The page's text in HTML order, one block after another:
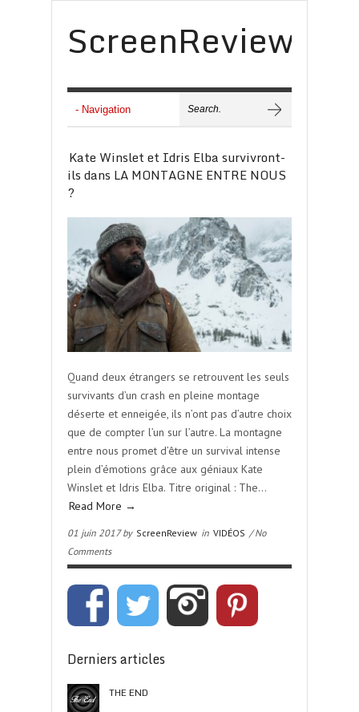
ScreenReview
Kate Winslet et Idris Elba survivront-
ils dans LA MONTAGNE ENTRE NOUS
?
Quand deux étrangers se retrouvent les seuls
survivants d’un crash en pleine montage
déserte et enneigée, ils n’ont pas d’autre choix
que de compter l’un sur l’autre. La montagne
entre nous promet d’être un survival intense
plein d’émotions grâce aux géniaux Kate
Winslet et Idris Elba. Titre original : The…
Read More →
01 juin 2017 by ScreenReview in VIDÉOS / No
Comments
Derniers articles
THE END